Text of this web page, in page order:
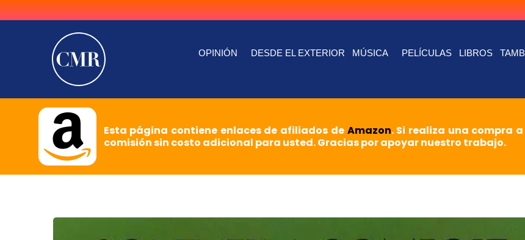
OPINIÓN DESDE EL EXTERIOR MÚSICA PELÍCULAS LIBROS
Esta página contiene enlaces de afiliados de Amazon. Si realiza una compra
comisión sin costo adicional para usted. Gracias por apoyar nuestro trabajo.